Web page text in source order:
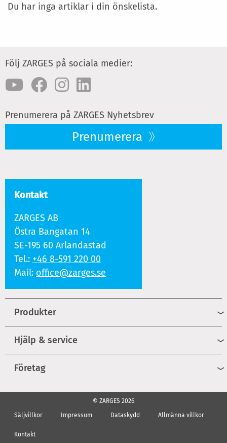
Du har inga artiklar i din önskelista.
Följ ZARGES på sociala medier:
Prenumerera på ZARGES Nyhetsbrev
Prenumerera
Kontakt
ZARGES AB
Östra Bangatan 14
SE-195 60 Arlandastad
Tel.: +46 8-591 220 00
Mail: office@zarges.se
Produkter
Hjälp & service
Företag
© ZARGES 2026
Säljvillkor
Impressum Dataskydd Allmänna villkor
Kontakt